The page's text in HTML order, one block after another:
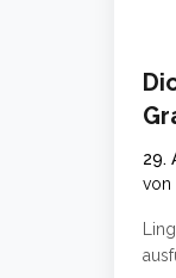
29.
von